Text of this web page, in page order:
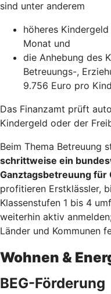
sind unter anderem
höheres
Monat und
die Anhebung des
Betreuungs-,
9.756 Euro pro
Das Finanzamt prüft
Kindergeld oder der
Beim Thema Betreuung
schrittweise ein
Ganztagsbetreuung für
profitieren Erstklässler,
Klassenstufen 1 bis 4
weiterhin aktiv
Länder und Kommunen
Wohnen &
BEG-Förderung